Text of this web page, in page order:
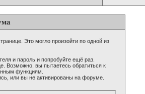
Это могло произойти по одной из
и пароль и попробуйте ещё раз.
Возможно, вы пытаетесь обратиться к
функциям.
или вы не активированы на форуме.